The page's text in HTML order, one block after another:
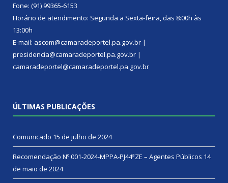
Fone: (91) 99365-6153
Horário de atendimento: Segunda a Sexta-feira, das 8:00h às
13:00h
E-mail: ascom@camaradeportel.pa.gov.br |
presidencia@camaradeportel.pa.gov.br |
camaradeportel@camaradeportel.pa.gov.br
ÚLTIMAS PUBLICAÇÕES
Comunicado 15 de julho de 2024
Recomendação Nº 001-2024-MPPA-PJ44ªZE – Agentes Públicos 14
de maio de 2024